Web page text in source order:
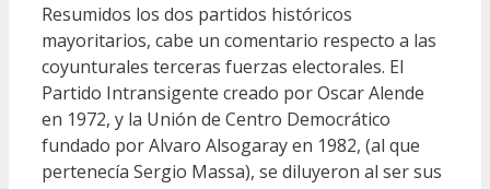
Resumidos los dos partidos históricos
mayoritarios, cabe un comentario respecto a las
coyunturales terceras fuerzas electorales. El
Partido Intransigente creado por Oscar Alende
en 1972, y la Unión de Centro Democrático
fundado por Alvaro Alsogaray en 1982, (al que
pertenecía Sergio Massa), se diluyeron al ser sus